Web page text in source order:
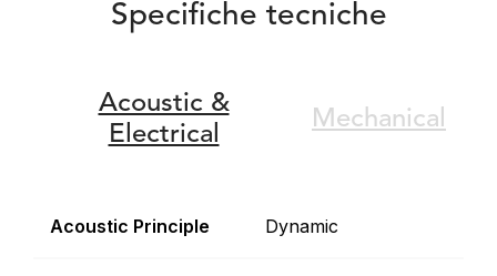
Specifiche tecniche
Acoustic &
Electrical
Mechanical
Acoustic Principle Dynamic